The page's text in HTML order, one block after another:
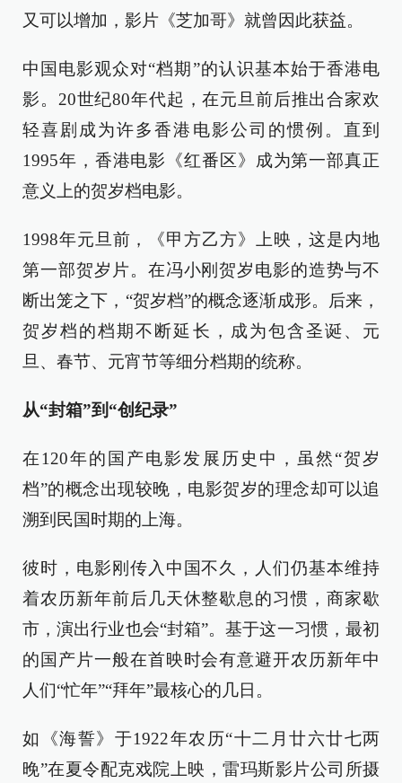
又可以增加，影片《芝加哥》就曾因此获益。
中国电影观众对“档期”的认识基本始于香港电
影。20世纪80年代起，在元旦前后推出合家欢
轻喜剧成为许多香港电影公司的惯例。直到
1995年，香港电影《红番区》成为第一部真正
意义上的贺岁档电影。
1998年元旦前，《甲方乙方》上映，这是内地
第一部贺岁片。在冯小刚贺岁电影的造势与不
断出笼之下，“贺岁档”的概念逐渐成形。后来，
贺岁档的档期不断延长，成为包含圣诞、元
旦、春节、元宵节等细分档期的统称。
从“封箱”到“创纪录”
在120年的国产电影发展历史中，虽然“贺岁
档”的概念出现较晚，电影贺岁的理念却可以追
溯到民国时期的上海。
彼时，电影刚传入中国不久，人们仍基本维持
着农历新年前后几天休整歇息的习惯，商家歇
市，演出行业也会“封箱”。基于这一习惯，最初
的国产片一般在首映时会有意避开农历新年中
人们“忙年”“拜年”最核心的几日。
如《海誓》于1922年农历“十二月廿六廿七两
晚”在夏令配克戏院上映，雷玛斯影片公司所摄